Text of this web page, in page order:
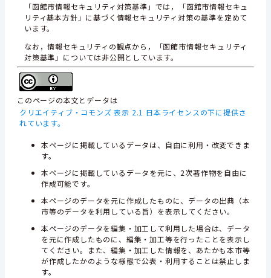
「函館市情報セキュリティ対策基準」では，「函館市情報セキュ
リティ基本方針」に基づく情報セキュリティ対策の基準を定めて
います。
なお，情報セキュリティの観点から，「函館市情報セキュリティ
対策基準」については非公開としています。
このページの本文とデータは
クリエイティブ・コモンズ 表示 2.1 日本ライセンスの下に提供さ
れています。
本ページに掲載しているデータは、自由に利用・改変できま
す。
本ページに掲載しているデータを元に、2次著作物を自由に
作成可能です。
本ページのデータを元に作成したものに、データの出典（本
市等のデータを利用している旨）を表示してください。
本ページのデータを編集・加工して利用した場合は、データ
を元に作成したものに、編集・加工等を行ったことを表示し
てください。また、編集・加工した情報を、あたかも本市等
が作成したかのような様態で公表・利用することは禁止しま
す。